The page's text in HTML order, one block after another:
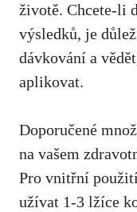
životě. Chcete-li
‌výsledků, je
dávkování a
aplikovat.
Doporučené
na vašem
Pro vnitřní
užívat 1-3 lžíce